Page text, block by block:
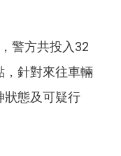
警方共投入32
針對來往車輛
狀態及可疑行